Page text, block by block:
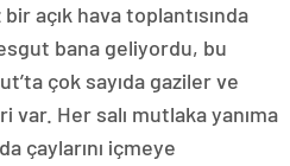
açık hava toplantısında
bana geliyordu, bu
çok sayıda gaziler ve
Her salı mutlaka yanıma
çaylarını içmeye